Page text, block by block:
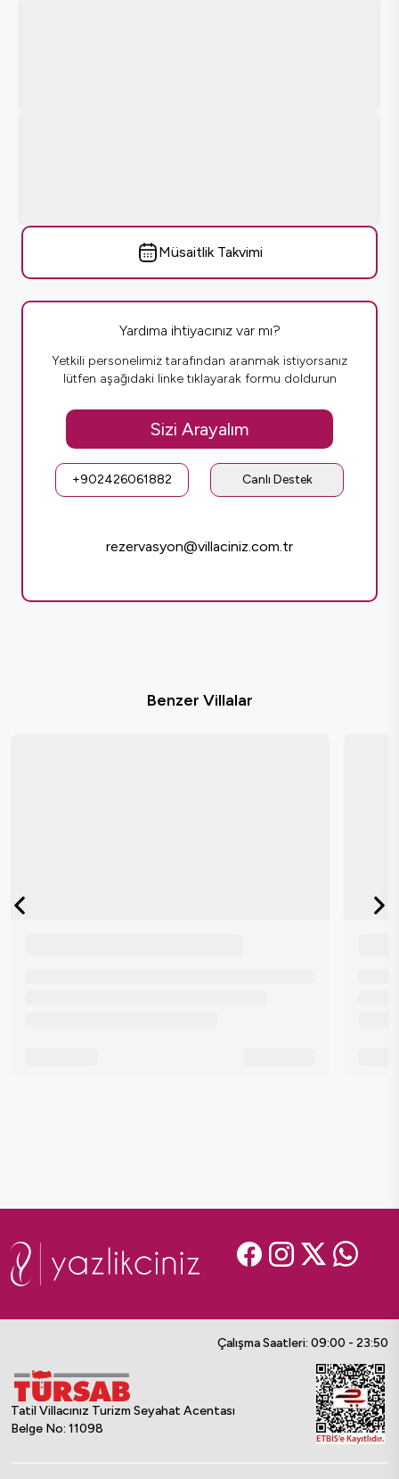
Müsaitlik Takvimi
Yardıma ihtiyacınız var mı?
Yetkili personelimiz tarafından aranmak istiyorsanız
lütfen aşağıdaki linke tıklayarak formu doldurun
Sizi Arayalım
+902426061882 Canlı Destek
rezervasyon@villaciniz.com.tr
Benzer Villalar
Çalışma Saatleri: 09:00 - 23:50
Tatil Villacınız Turizm Seyahat Acentası
Belge No: 11098